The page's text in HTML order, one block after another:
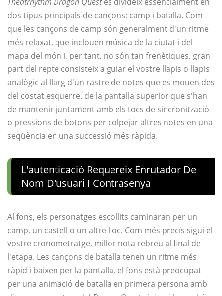
dos tipus principals de cançons; camp i batalla. Com
que les cançons de camp són generalment d'un ritme
més relaxat, que inclouen música de la ciutat i del
mapa del món i, per tant, no són tan frenètiques, gran
part del repte consisteix a guiar el vostre llapis o llapis
analògic al llarg d'un rastre de notes que es mouen des
del costat esquerre. de la pantalla superior que s'han
de mantenir juntament amb els tocs de sincronització
o pressions de botons per colpejar altres notes en una
seqüència en una successió més ràpida.
L'autenticació Requereix Enrutador De
Nom D'usuari I Contrasenya
Al fons, els personatges escollits caminaran per un
camp, un castell o un altre lloc. Com més precís sigui el
vostre cronometratge, millor nota rebreu al final de
l'etapa. Les cançons de batalla tenen un ritme més
ràpid i baixen per la pantalla, el fons està preocupat
per una animació de batalla en primera persona amb